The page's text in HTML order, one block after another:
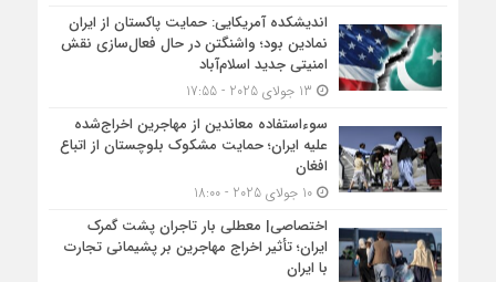
اندیشکده آمریکایی: حمایت پاکستان از ایران
نمادین بود؛ واشنگتن در حال فعال‌سازی نقش
امنیتی جدید اسلام‌آباد
سوءاستفاده معاندین از مهاجرین اخراج‌شده
علیه ایران؛ حمایت مشکوک بلوچستان از اتباع
افغان
10 جولای 2025 - 18:00
اختصاصی| معطلی بار تاجران پشت گمرک
ایران؛ تأثیر اخراج مهاجرین بر پشیمانی تجارت
با ایران